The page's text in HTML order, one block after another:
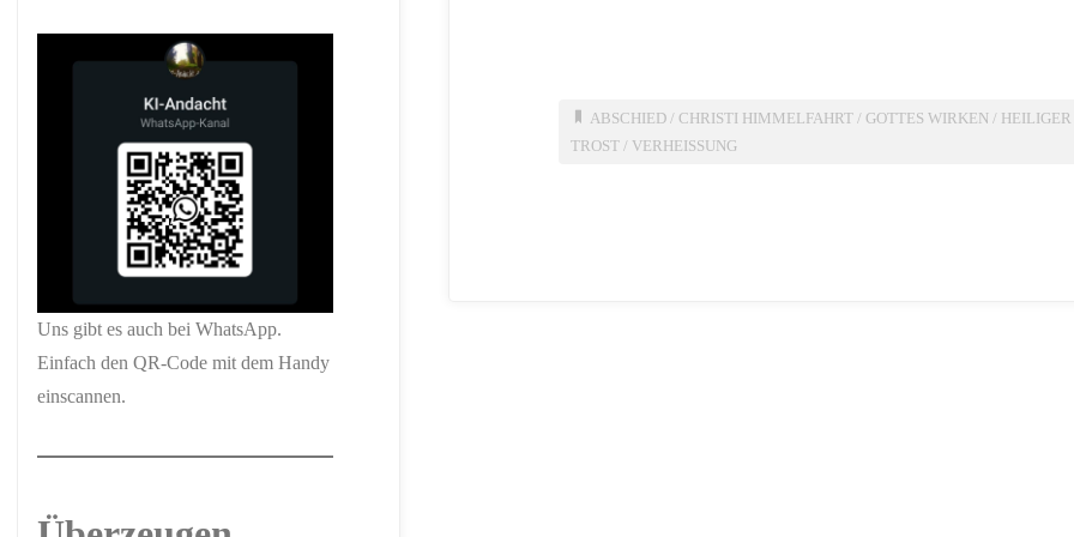
ABSCHIED /CHRISTI HIMMELFAHRT /GOTTES WIRKEN /
TROST / VERHEISSUNG
Uns gibt es auch bei WhatsApp.
Einfach den QR-Code mit dem Handy
einscannen.